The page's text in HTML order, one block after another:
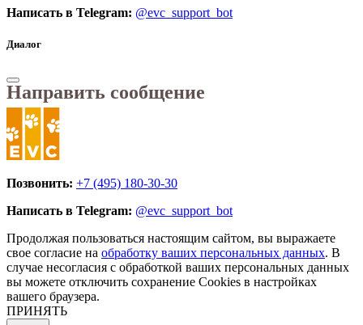
Написать в Telegram: @evc_support_bot
Диалог
Направить сообщение
Позвонить: +7 (495) 180-30-30
Написать в Telegram: @evc_support_bot
Продолжая пользоваться настоящим сайтом, вы выражаете
свое согласие на обработку ваших персональных данных. В
случае несогласия с обработкой ваших персональных данных
вы можете отключить сохранение Cookies в настройках
вашего браузера.
ПРИНЯТЬ